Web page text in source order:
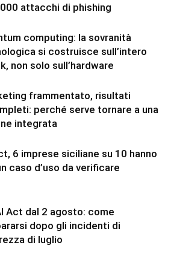
attacchi di phishing
computing: la sovranità
si costruisce sull’intero
non solo sull’hardware
frammentato, risultati
perché serve tornare a una
integrata
6 imprese siciliane su 10 hanno
caso d’uso da verificare
Act dal 2 agosto: come
dopo gli incidenti di
di luglio